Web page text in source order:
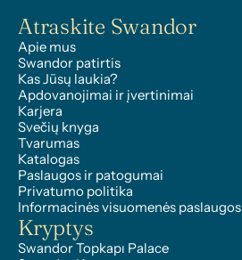
Atraskite Swandor
Apie mus
Swandor patirtis
Kas Jūsų laukia?
Apdovanojimai ir įvertinimai
Karjera
Svečių knyga
Tvarumas
Katalogas
Paslaugos ir patogumai
Privatumo politika
Informacinės visuomenės paslaugos
Kryptys
Swandor Topkapı Palace